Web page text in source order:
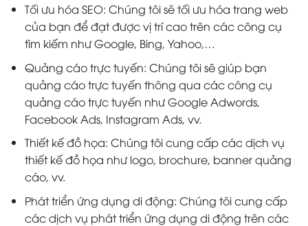
Tối ưu hóa SEO: Chúng tôi sẽ tối ưu hóa trang web
của bạn để đạt được vị trí cao trên các công cụ
tìm kiếm như Google, Bing, Yahoo,…
Quảng cáo trực tuyến: Chúng tôi sẽ giúp bạn
quảng cáo trực tuyến thông qua các công cụ
quảng cáo trực tuyến như Google Adwords,
Facebook Ads, Instagram Ads, vv.
Thiết kế đồ họa: Chúng tôi cung cấp các dịch vụ
thiết kế đồ họa như logo, brochure, banner quảng
cáo, vv.
Phát triển ứng dụng di động: Chúng tôi cung cấp
các dịch vụ phát triển ứng dụng di động trên các